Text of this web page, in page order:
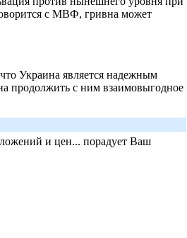
с МВФ, гривна может
Украина является надежным
продолжить с ним взаимовыгодное
и цен... порадует Ваш